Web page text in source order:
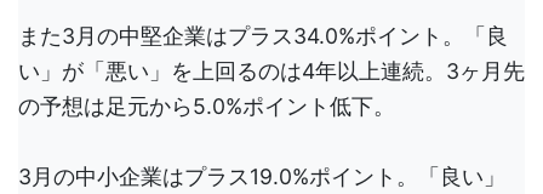
また3月の中堅企業はプラス34.0%ポイント。「良
い」が「悪い」を上回るのは4年以上連続。3ヶ月先
の予想は足元から5.0%ポイント低下。
3月の中小企業はプラス19.0%ポイント。「良い」